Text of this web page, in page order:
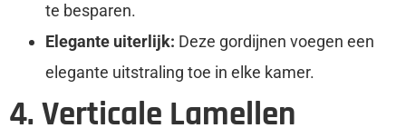
te besparen.
Elegante uiterlijk: Deze gordijnen voegen een
elegante uitstraling toe in elke kamer.
4. Verticale Lamellen